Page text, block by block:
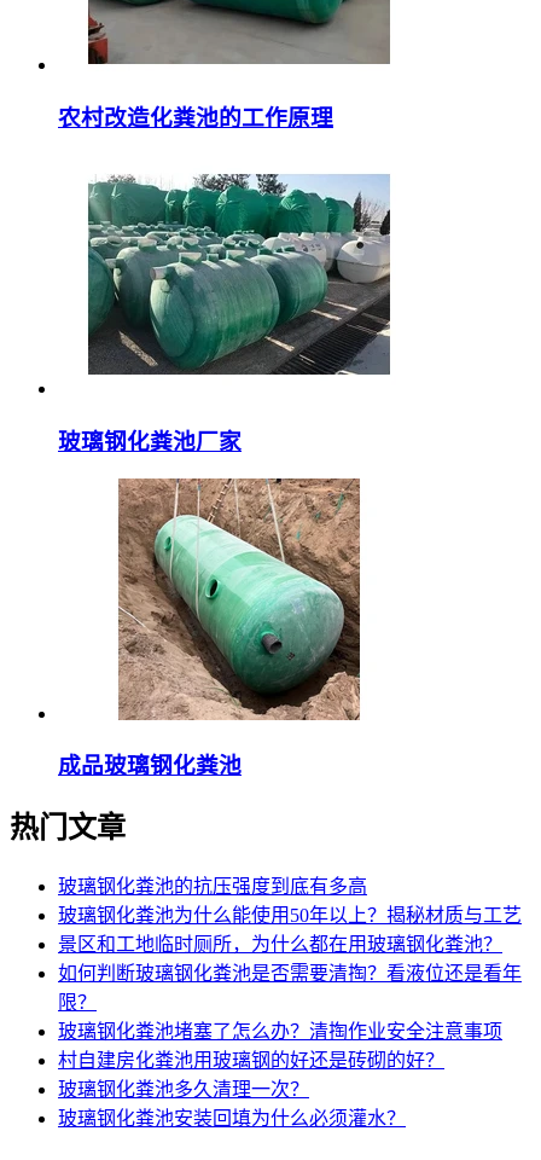
农村改造化粪池的工作原理
玻璃钢化粪池厂家
成品玻璃钢化粪池
热门文章
玻璃钢化粪池的抗压强度到底有多高
玻璃钢化粪池为什么能使用50年以上？揭秘材质与工艺
景区和工地临时厕所，为什么都在用玻璃钢化粪池？
如何判断玻璃钢化粪池是否需要清掏？看液位还是看年
限？
玻璃钢化粪池堵塞了怎么办？清掏作业安全注意事项
村自建房化粪池用玻璃钢的好还是砖砌的好？
玻璃钢化粪池多久清理一次？
玻璃钢化粪池安装回填为什么必须灌水？